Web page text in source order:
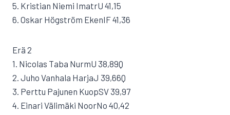
5. Kristian Niemi ImatrU 41,15
6. Oskar Högström EkenIF 41,36
Erä 2
1. Nicolas Taba NurmU 38,89Q
2. Juho Vanhala HarjaJ 39,66Q
3. Perttu Pajunen KuopSV 39,97
4. Einari Välimäki NoorNo 40,42